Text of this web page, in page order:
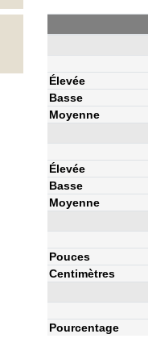
Élevée
Basse
Moyenne
Élevée
Basse
Moyenne
Pouces
Centimètres
Pourcentage